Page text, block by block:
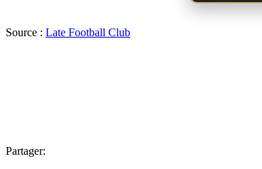
Source : Late Football Club
Partager: